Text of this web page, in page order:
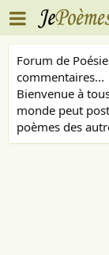
Forum de
commentaires...
Bienvenue à
monde peut
poèmes des